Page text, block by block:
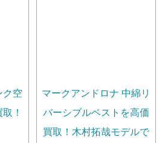
ク空
！
マークアンドロナ 中綿リ
バーシブルベストを高価
買取！木村拓哉モデルで